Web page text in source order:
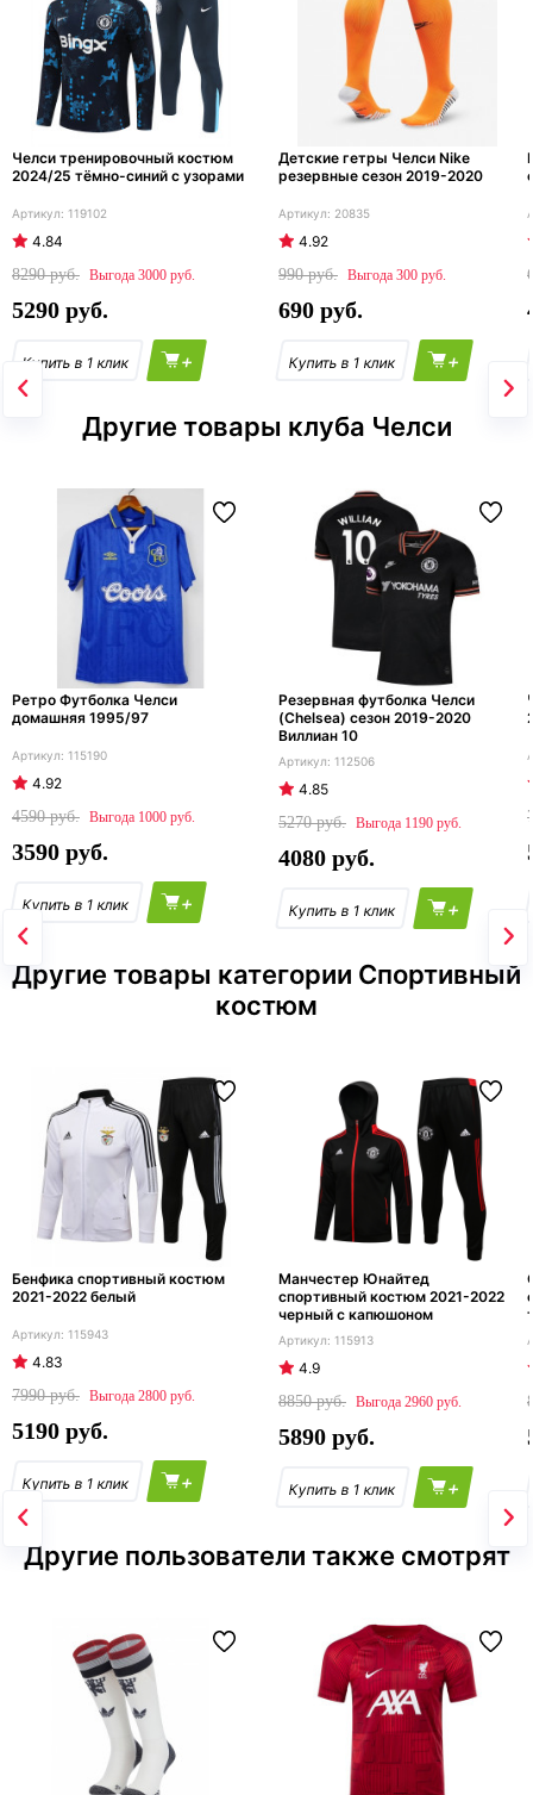
Челси тренировочный костюм
2024/25 тёмно-синий с узорами
119102
4.84
8290
3000
5290
+
Детские гетры Челси Nike
резервные сезон 2019-2020
20835
4.92
990
300
690
+
Другие товары клуба Челси
Ретро Футболка Челси
домашняя 1995/97
115190
4.92
4590
1000
3590
+
Резервная футболка Челси
(Chelsea) сезон 2019-2020
Виллиан 10
112506
4.85
5270
1190
4080
+
Другие товары категории Спортивный
костюм
Бенфика спортивный костюм
2021-2022 белый
115943
4.83
7990
2800
5190
+
Манчестер Юнайтед
спортивный костюм 2021-2022
черный с капюшоном
115913
4.9
8850
2960
5890
+
Другие пользователи также смотрят